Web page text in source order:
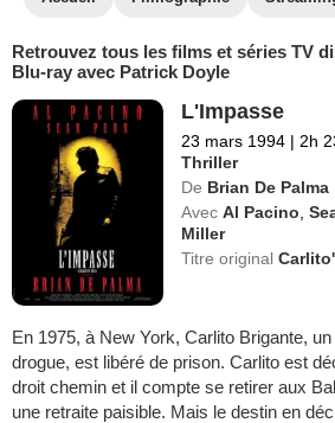
Retrouvez tous les films et séries TV
Blu-ray avec Patrick Doyle
L'Impasse
23 mars 1994 | 2h
Thriller
De Brian De Palma
Avec Al Pacino ,
Miller
Titre original
En 1975, à New York, Carlito Brigante,
drogue, est libéré de prison. Carlito est
droit chemin et il compte se retirer aux
une retraite paisible. Mais le destin en